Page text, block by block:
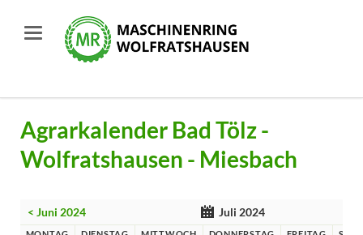
Agrarkalender Bad Tölz -
Wolfratshausen - Miesbach
< Juni 2024 Juli 2024